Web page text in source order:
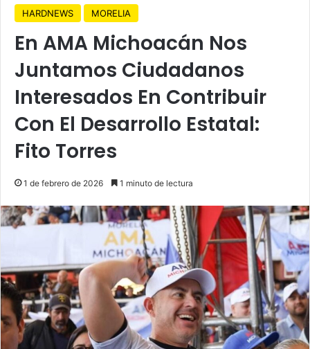
HARDNEWS MORELIA
En AMA Michoacán Nos
Juntamos Ciudadanos
Interesados En Contribuir
Con El Desarrollo Estatal:
Fito Torres
1 de febrero de 2026 1 minuto de lectura